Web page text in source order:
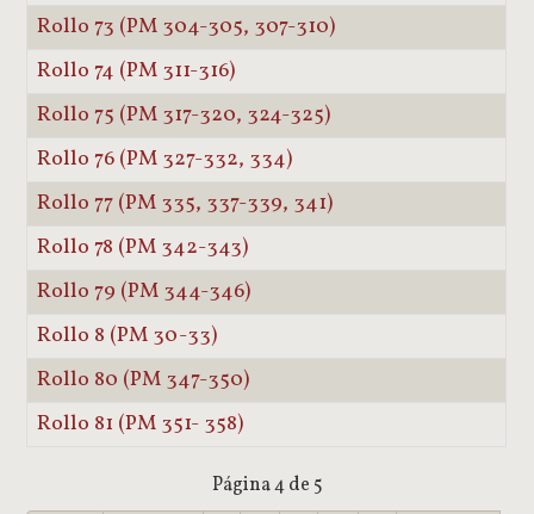
Rollo 73 (PM 304-305, 307-310)
Rollo 74 (PM 311-316)
Rollo 75 (PM 317-320, 324-325)
Rollo 76 (PM 327-332, 334)
Rollo 77 (PM 335, 337-339, 341)
Rollo 78 (PM 342-343)
Rollo 79 (PM 344-346)
Rollo 8 (PM 30-33)
Rollo 80 (PM 347-350)
Rollo 81 (PM 351- 358)
Página 4 de 5